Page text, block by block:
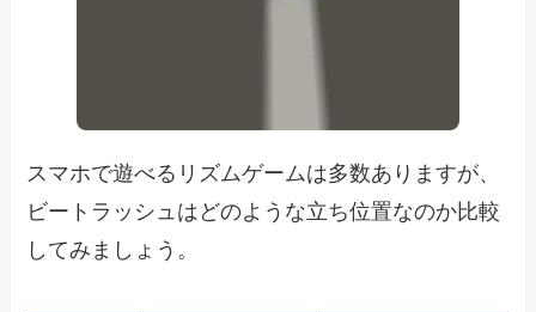
スマホで遊べるリズムゲームは多数ありますが、
ビートラッシュはどのような立ち位置なのか比較
してみましょう。